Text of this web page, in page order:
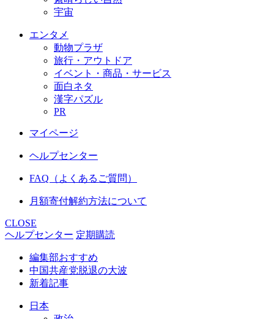
宇宙
エンタメ
動物プラザ
旅行・アウトドア
イベント・商品・サービス
面白ネタ
漢字パズル
PR
マイページ
ヘルプセンター
FAQ（よくあるご質問）
月額寄付解約方法について
CLOSE
ヘルプセンター 定期購読
編集部おすすめ
中国共産党脱退の大波
新着記事
日本